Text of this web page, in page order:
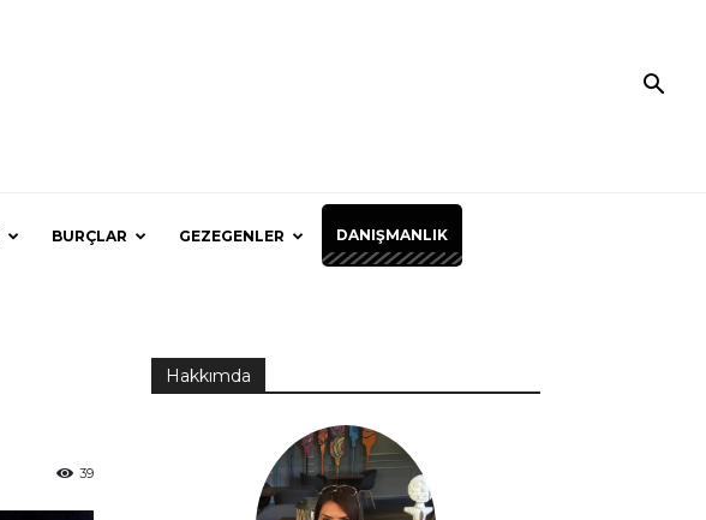
BURÇLAR GEZEGENLER DANIŞMANLIK
39
Hakkımda